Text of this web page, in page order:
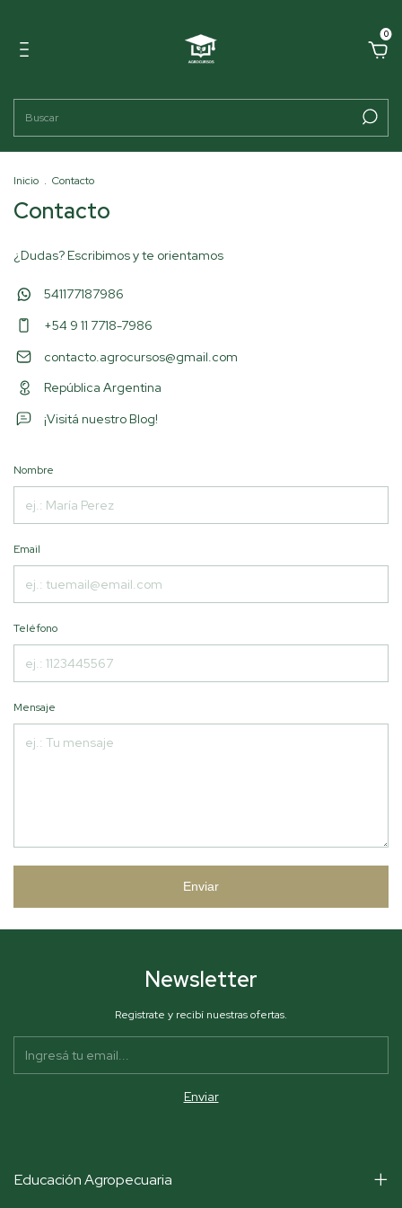
0
Inicio . Contacto
Contacto
¿Dudas? Escribimos y te orientamos
541177187986
+54 9 11 7718-7986
contacto.agrocursos@gmail.com
República Argentina
¡Visitá nuestro Blog!
Nombre
Email
Teléfono
Mensaje
Enviar
Newsletter
Registrate y recibí nuestras ofertas.
Educación Agropecuaria